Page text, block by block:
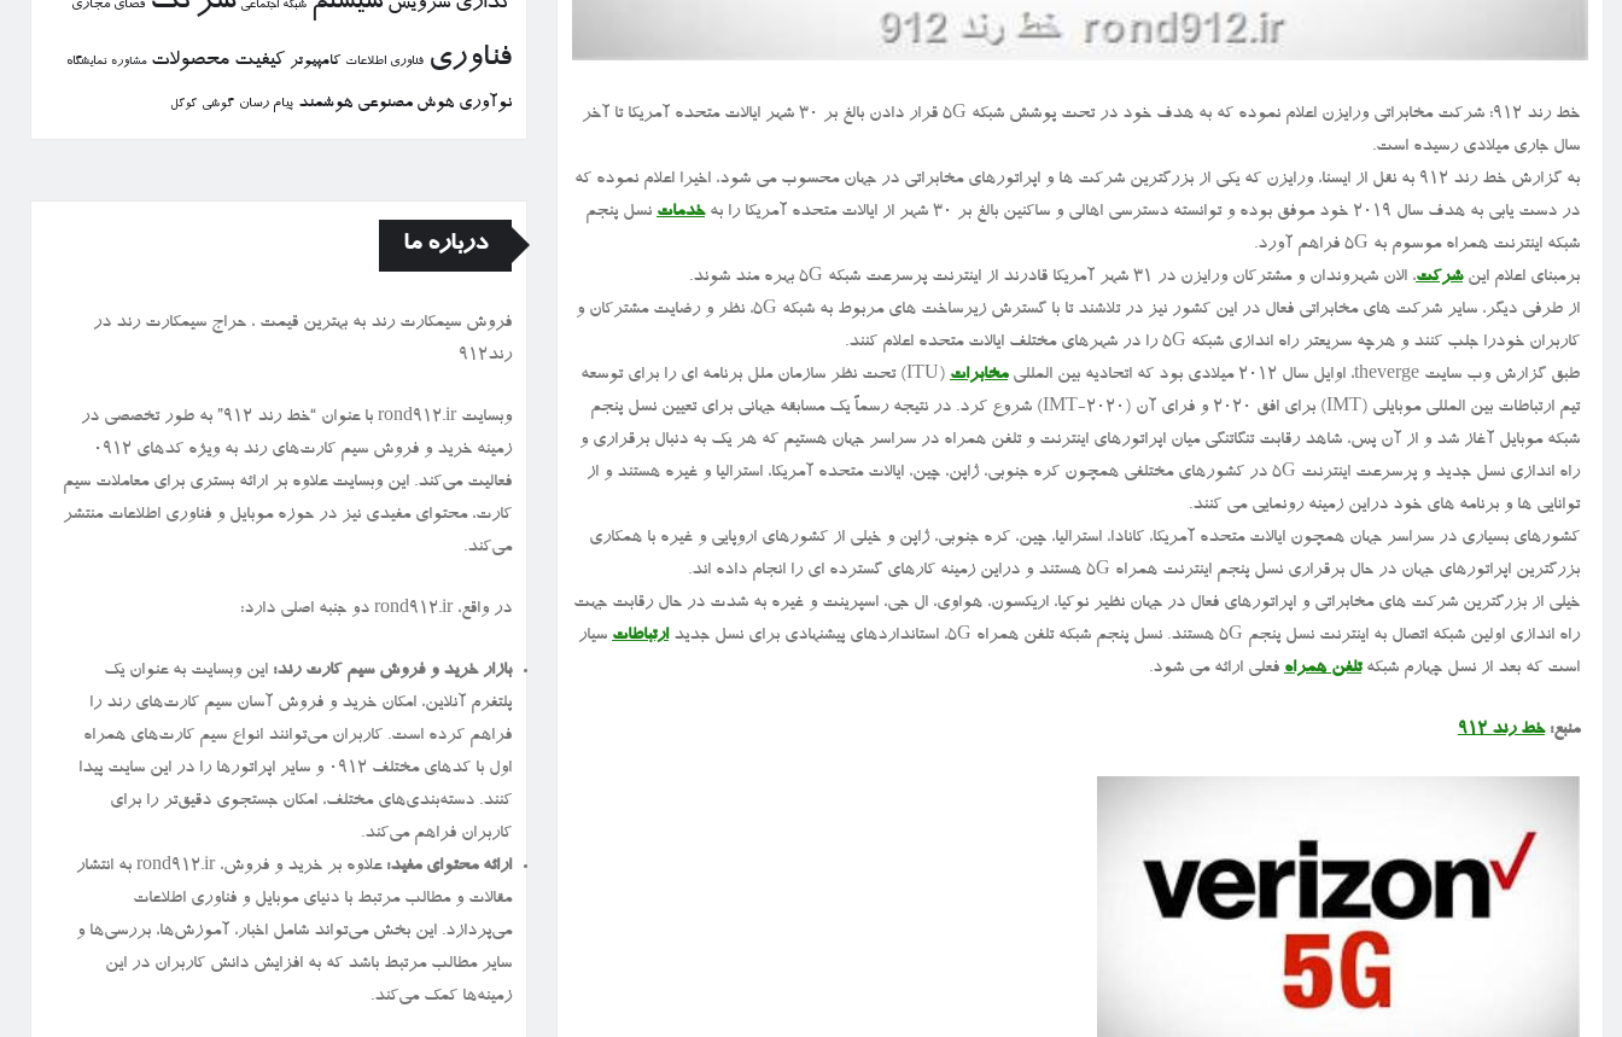
خط رند ۹۱۲: شرکت مخابراتی ورایزن اعلام نموده که به هدف خود در تحت پوشش شبکه 5G قرار دادن بالغ بر ۳۰ شهر ایالات متحده آمریکا تا آخر
سال جاری میلادی رسیده است.
به گزارش خط رند ۹۱۲ به نقل از ایسنا، ورایزن که یکی از بزرگترین شرکت ها و اپراتورهای مخابراتی در جهان محسوب می شود، اخیرا اعلام نموده که
در دست یابی به هدف سال ۲۰۱۹ خود موفق بوده و توانسته دسترسی اهالی و ساکنین بالغ بر ۳۰ شهر از ایالات متحده آمریکا را به
خدمات نسل پنجم
شبکه اینترنت همراه موسوم به ۵G فراهم آورد.
برمبنای اعلام اینشرکت، الان شهروندان و مشترکان ورایزن در ۳۱ شهر آمریکا قادرند از اینترنت پرسرعت شبکه ۵G بهره مند شوند.
از طرفی دیگر، سایر شرکت های مخابراتی فعال در این کشور نیز در تلاشند تا با گسترش زیرساخت های مربوط به شبکه ۵G، نظر و رضایت مشترکان و
کاربران خودرا جلب کنند و هرچه سریعتر راه اندازی شبکه 5G را در شهرهای مختلف ایالات متحده اعلام کنند.
طبق گزارش وب سایت theverge، اوایل سال ۲۰۱۲ میلادی بود که اتحادیه بین المللی
مخابرات
(ITU) تحت نظر سازمان ملل برنامه ای را برای توسعه
تیم ارتباطات بین المللی موبایلی (IMT) برای افق ۲۰۲۰ و فرای آن (IMT-۲۰۲۰) شروع کرد. در نتیجه رسماً یک مسابقه جهانی برای تعیین نسل پنجم
شبکه موبایل آغاز شد و از آن پس، شاهد رقابت تنگاتنگی میان اپراتورهای اینترنت و تلفن همراه در سراسر جهان هستیم که هر یک به دنبال برقراری و
راه اندازی نسل جدید و پرسرعت اینترنت ۵G در کشورهای مختلفی همچون کره جنوبی، ژاپن، چین، ایالات متحده آمریکا، استرالیا و غیره هستند و از
توانایی ها و برنامه های خود دراین زمینه رونمایی می کنند.
کشورهای بسیاری در سراسر جهان همچون ایالات متحده آمریکا، کانادا، استرالیا، چین، کره جنوبی، ژاپن و خیلی از کشورهای اروپایی و غیره با همکاری
بزرگترین اپراتورهای جهان در حال برقراری نسل پنجم اینترنت همراه ۵G هستند و دراین زمینه کارهای گسترده ای را انجام داده اند.
خیلی از بزرگترین شرکت های مخابراتی و اپراتورهای فعال در جهان نظیر نوکیا، اریکسون، هواوی، ال جی، اسپرینت و غیره به شدت در حال رقابت جهت
راه اندازی اولین شبکه اتصال به اینترنت نسل پنجم ۵G هستند. نسل پنجم شبکه تلفن همراه ۵G، استانداردهای پیشنهادی برای نسل جدید
ارتباطات سیار
است که بعد از نسل چهارم شبکهتلفن همراه فعلی ارائه می شود.
منبع:خط رند ۹۱۲
سرویس شبكه اجتماعی فضای مجازی
فناوری فناوری اطلاعات كامپیوتر كیفیت محصولات مشاوره نمایشگاه
نوآوری هوش مصنوعی هوشمند پیام رسان گوشی گوگل
درباره ما
فروش سیمكارت رند به بهترین قیمت ، حراج سیمكارت رند در
رند912
وبسایت rond912.ir با عنوان “خط رند ۹۱۲” به طور تخصصی در
زمینه خرید و فروش سیم کارت‌های رند به ویژه کدهای ۰۹۱۲
فعالیت می‌کند. این وبسایت علاوه بر ارائه بستری برای معاملات سیم
کارت، محتوای مفیدی نیز در حوزه موبایل و فناوری اطلاعات منتشر
می‌کند.
در واقع، rond912.ir دو جنبه اصلی دارد:
بازار خرید و فروش سیم کارت رند: این وبسایت به عنوان یک
پلتفرم آنلاین، امکان خرید و فروش آسان سیم کارت‌های رند را
فراهم کرده است. کاربران می‌توانند انواع سیم کارت‌های همراه
اول با کدهای مختلف ۰۹۱۲ و سایر اپراتورها را در این سایت پیدا
کنند. دسته‌بندی‌های مختلف، امکان جستجوی دقیق‌تر را برای
کاربران فراهم می‌کند.
ارائه محتوای مفید:
علاوه بر خرید و فروش، rond912.ir به انتشار
مقالات و مطالب مرتبط با دنیای موبایل و فناوری اطلاعات
می‌پردازد. این بخش می‌تواند شامل اخبار، آموزش‌ها، بررسی‌ها و
سایر مطالب مرتبط باشد که به افزایش دانش کاربران در این
زمینه‌ها کمک می‌کند.